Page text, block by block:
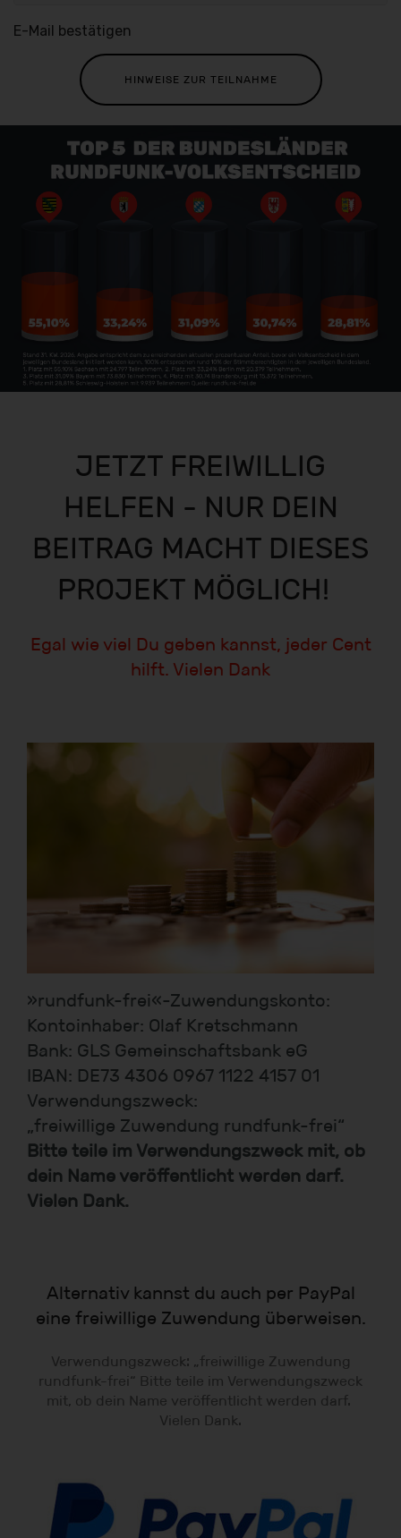
HINWEISE ZUR TEILNAHME
JETZT FREIWILLIG
HELFEN - NUR DEIN
BEITRAG MACHT DIESES
PROJEKT MÖGLICH!
Egal wie viel Du geben kannst, jeder Cent
hilft. Vielen Dank
»rundfunk-frei«-Zuwendungskonto:
Kontoinhaber: Olaf Kretschmann
Bank: GLS Gemeinschaftsbank eG
IBAN: DE73 4306 0967 1122 4157 01
Verwendungszweck:
„freiwillige Zuwendung rundfunk-frei“
Bitte teile im Verwendungszweck mit, ob
dein Name veröffentlicht werden darf.
Vielen Dank.
Alternativ kannst du auch per PayPal
eine freiwillige Zuwendung überweisen.
Verwendungszweck: „freiwillige Zuwendung
rundfunk-frei“ Bitte teile im Verwendungszweck
mit, ob dein Name veröffentlicht werden darf.
Vielen Dank.